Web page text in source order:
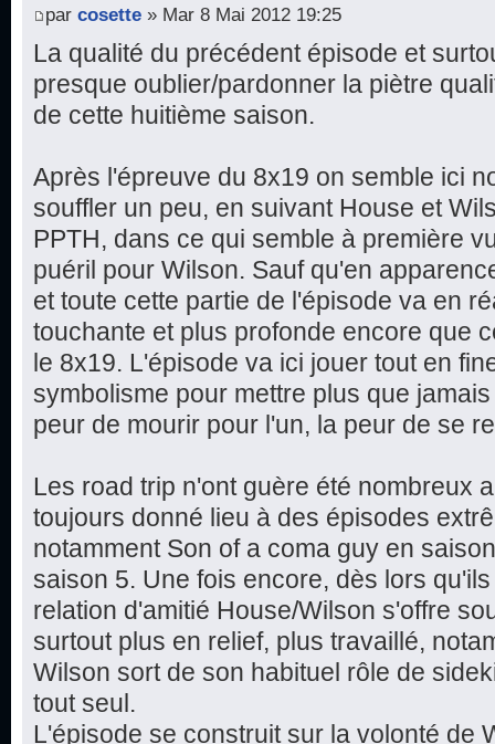
par cosette » Mar 8 Mai 2012 19:25
La qualité du précédent épisode et
presque oublier/pardonner la piètre
de cette huitième saison.
Après l'épreuve du 8x19 on semble ici
souffler un peu, en suivant House et
PPTH, dans ce qui semble à première
puéril pour Wilson. Sauf qu'en
et toute cette partie de l'épisode va en
touchante et plus profonde encore que
le 8x19. L'épisode va ici jouer tout en
symbolisme pour mettre plus que
peur de mourir pour l'un, la peur de se
Les road trip n'ont guère été nombreux
toujours donné lieu à des épisodes
notamment Son of a coma guy en
saison 5. Une fois encore, dès lors
relation d'amitié House/Wilson s'offre
surtout plus en relief, plus travaillé,
Wilson sort de son habituel rôle de
tout seul.
L'épisode se construit sur la volonté de